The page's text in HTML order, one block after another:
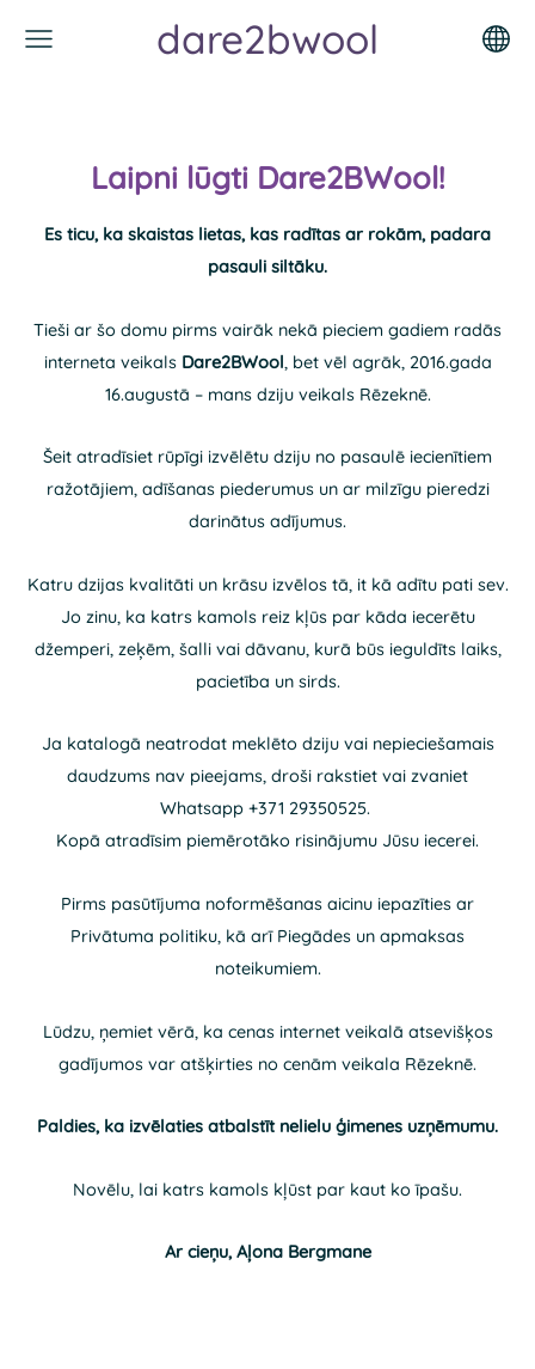
dare2bwool
Laipni lūgti Dare2BWool!
Es ticu, ka skaistas lietas, kas radītas ar rokām, padara
pasauli siltāku.
Tieši ar šo domu pirms vairāk nekā pieciem gadiem radās
interneta veikals Dare2BWool, bet vēl agrāk, 2016.gada
16.augustā – mans dziju veikals Rēzeknē.
Šeit atradīsiet rūpīgi izvēlētu dziju no pasaulē iecienītiem
ražotājiem, adīšanas piederumus un ar milzīgu pieredzi
darinātus adījumus.
Katru dzijas kvalitāti un krāsu izvēlos tā, it kā adītu pati sev.
Jo zinu, ka katrs kamols reiz kļūs par kāda iecerētu
džemperi, zeķēm, šalli vai dāvanu, kurā būs ieguldīts laiks,
pacietība un sirds.
Ja katalogā neatrodat meklēto dziju vai nepieciešamais
daudzums nav pieejams, droši rakstiet vai zvaniet
Whatsapp +371 29350525.
Kopā atradīsim piemērotāko risinājumu Jūsu iecerei.
Pirms pasūtījuma noformēšanas aicinu iepazīties ar
Privātuma politiku, kā arī Piegādes un apmaksas
noteikumiem.
Lūdzu, ņemiet vērā, ka cenas internet veikalā atsevišķos
gadījumos var atšķirties no cenām veikala Rēzeknē.
Paldies, ka izvēlaties atbalstīt nelielu ģimenes uzņēmumu.
Novēlu, lai katrs kamols kļūst par kaut ko īpašu.
Ar cieņu,Aļona Bergmane